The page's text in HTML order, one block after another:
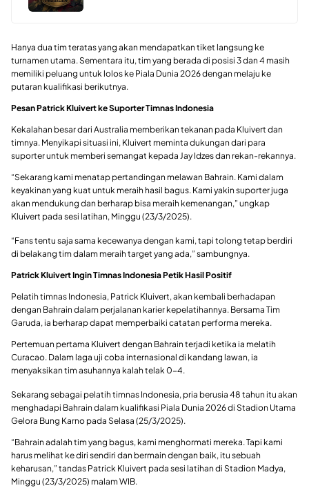
Hanya dua tim teratas yang akan mendapatkan tiket langsung ke
turnamen utama. Sementara itu, tim yang berada di posisi 3 dan 4 masih
memiliki peluang untuk lolos ke Piala Dunia 2026 dengan melaju ke
putaran kualifikasi berikutnya.
Pesan Patrick Kluivert ke Suporter Timnas Indonesia
Kekalahan besar dari Australia memberikan tekanan pada Kluivert dan
timnya. Menyikapi situasi ini, Kluivert meminta dukungan dari para
suporter untuk memberi semangat kepada Jay Idzes dan rekan-rekannya.
“Sekarang kami menatap pertandingan melawan Bahrain. Kami dalam
keyakinan yang kuat untuk meraih hasil bagus. Kami yakin suporter juga
akan mendukung dan berharap bisa meraih kemenangan,” ungkap
Kluivert pada sesi latihan, Minggu (23/3/2025).
“Fans tentu saja sama kecewanya dengan kami, tapi tolong tetap berdiri
di belakang tim dalam meraih target yang ada,” sambungnya.
Patrick Kluivert Ingin Timnas Indonesia Petik Hasil Positif
Pelatih timnas Indonesia, Patrick Kluivert, akan kembali berhadapan
dengan Bahrain dalam perjalanan karier kepelatihannya. Bersama Tim
Garuda, ia berharap dapat memperbaiki catatan performa mereka.
Pertemuan pertama Kluivert dengan Bahrain terjadi ketika ia melatih
Curacao. Dalam laga uji coba internasional di kandang lawan, ia
menyaksikan tim asuhannya kalah telak 0-4.
Sekarang sebagai pelatih timnas Indonesia, pria berusia 48 tahun itu akan
menghadapi Bahrain dalam kualifikasi Piala Dunia 2026 di Stadion Utama
Gelora Bung Karno pada Selasa (25/3/2025).
“Bahrain adalah tim yang bagus, kami menghormati mereka. Tapi kami
harus melihat ke diri sendiri dan bermain dengan baik, itu sebuah
keharusan,” tandas Patrick Kluivert pada sesi latihan di Stadion Madya,
Minggu (23/3/2025) malam WIB.